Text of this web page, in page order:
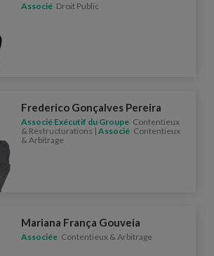
Associé Droit Public
Frederico Gonçalves Pereira
Associé Exécutif du Groupe Contentieux
& Restructurations | Associé Contentieux
& Arbitrage
Mariana França Gouveia
Associée Contentieux & Arbitrage